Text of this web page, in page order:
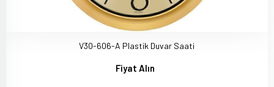
V30-606-A Plastik Duvar Saati
Fiyat Alın